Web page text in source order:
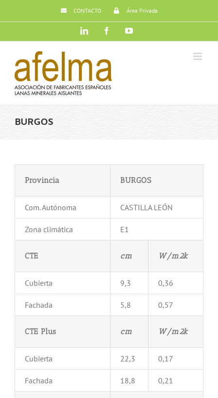
CONTACTO Área Privada
LinkedIn FacebookYouTube
BURGOS
Provincia BURGOS
Com. Autónoma CASTILLA LEÓN
Zona climática E1
CTE cm W/m2k
Cubierta 9,3 0,36
Fachada 5,8 0,57
CTE Plus cm W/m2k
Cubierta 22,3 0,17
Fachada 18,8 0,21